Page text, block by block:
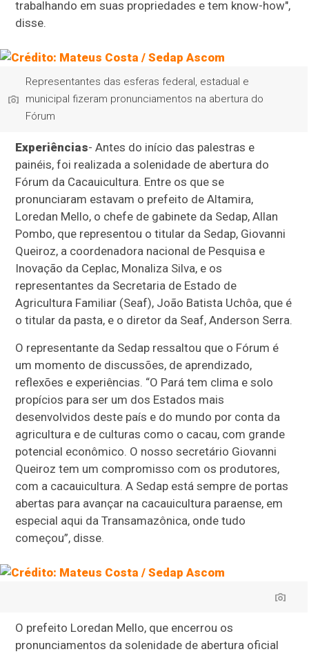
trabalhando em suas propriedades e tem know-how",
disse.
Representantes das esferas federal, estadual e
municipal fizeram pronunciamentos na abertura do
Fórum
Experiências- Antes do início das palestras e
painéis, foi realizada a solenidade de abertura do
Fórum da Cacauicultura. Entre os que se
pronunciaram estavam o prefeito de Altamira,
Loredan Mello, o chefe de gabinete da Sedap, Allan
Pombo, que representou o titular da Sedap, Giovanni
Queiroz, a coordenadora nacional de Pesquisa e
Inovação da Ceplac, Monaliza Silva, e os
representantes da Secretaria de Estado de
Agricultura Familiar (Seaf), João Batista Uchôa, que é
o titular da pasta, e o diretor da Seaf, Anderson Serra.
O representante da Sedap ressaltou que o Fórum é
um momento de discussões, de aprendizado,
reflexões e experiências. “O Pará tem clima e solo
propícios para ser um dos Estados mais
desenvolvidos deste país e do mundo por conta da
agricultura e de culturas como o cacau, com grande
potencial econômico. O nosso secretário Giovanni
Queiroz tem um compromisso com os produtores,
com a cacauicultura. A Sedap está sempre de portas
abertas para avançar na cacauicultura paraense, em
especial aqui da Transamazônica, onde tudo
começou”, disse.
O prefeito Loredan Mello, que encerrou os
pronunciamentos da solenidade de abertura oficial